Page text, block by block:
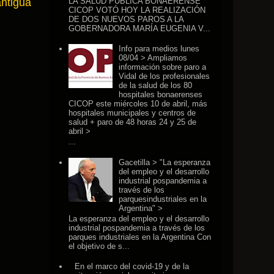
CICOP VOTÓ HOY LA REALIZACIÓN
DE DOS NUEVOS PAROS A LA
GOBERNADORA MARÍA EUGENIA V...
Info para medios lunes
08/04 > Ampliamos
información sobre paro a
Vidal de los profesionales
de la salud de los 80
hospitales bonaerenses
CICOP este miércoles 10 de abril, más
hospitales municipales y centros de
salud + paro de 48 horas 24 y 25 de
abril >
...
Gacetilla > "La esperanza
del empleo y el desarrollo
industrial pospandemia a
través de los
parquesindustriales en la
Argentina" >
La esperanza del empleo y el desarrollo
industrial pospandemia a través de los
parques industriales en la Argentina Con
el objetivo de s...
En el marco del covid-19 y de la